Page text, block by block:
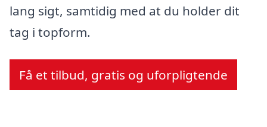
lang sigt, samtidig med at du holder dit
tag i topform.
Få et tilbud, gratis og uforpligtende